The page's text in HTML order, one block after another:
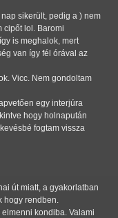
sikerült, pedig a ) nem
cipőt lol. Baromi
is meghalok, mert
van így fél órával az
Vicc. Nem gondoltam
egy interjúra
hogy holnapután
fogtam vissza
út miatt, a gyakorlatban
hogy rendben.
kondiba. Valami